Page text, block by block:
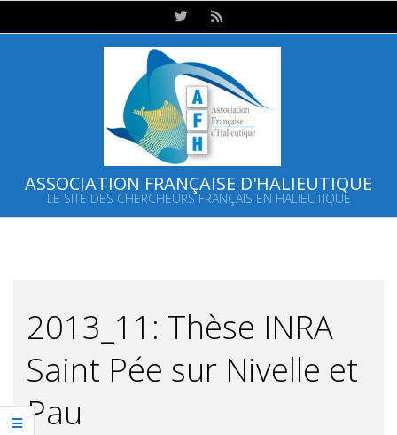
to
ASSOCIATION FRANÇAISE D'HALIEUTIQUE
LE SITE DES CHERCHEURS FRANÇAIS EN HALIEUTIQUE
2013_11: Thèse INRA
Saint Pée sur Nivelle et
Pau